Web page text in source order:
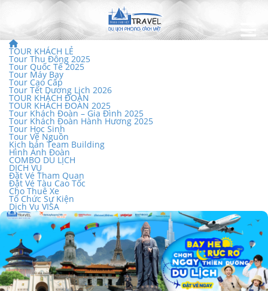
TOUR KHÁCH LẺ
Tour Thu Đông 2025
Tour Quốc Tế 2025
Tour Máy Bay
Tour Cao Cấp
Tour Tết Dương Lịch 2026
TOUR KHÁCH ĐOÀN
TOUR KHÁCH ĐOÀN 2025
Tour Khách Đoàn – Gia Đình 2025
Tour Khách Đoàn Hành Hương 2025
Tour Học Sinh
Tour Về Nguồn
Kịch bản Team Building
Hình Ảnh Đoàn
COMBO DU LỊCH
DỊCH VỤ
Đặt Vé Tham Quan
Đặt Vé Tàu Cao Tốc
Cho Thuê Xe
Tổ Chức Sự Kiện
Dịch Vụ VISA